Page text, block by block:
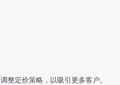
整定价策略，以吸引更多客户。